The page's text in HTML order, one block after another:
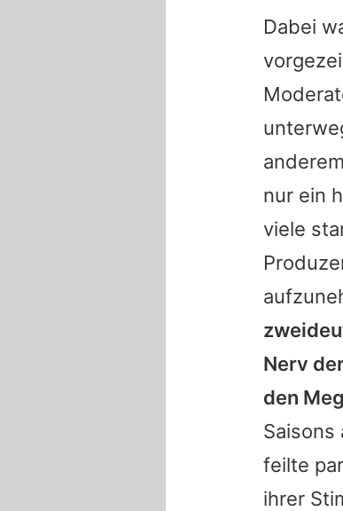
Dabei
nur ein
viele
Nerv
den
Saisons
feilte
ihrer